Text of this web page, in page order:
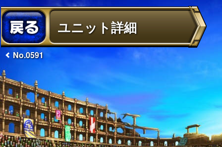
ユニット詳細
No.0591